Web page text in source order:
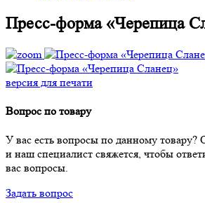
Пресс-форма «Черепица
версия для печати
Вопрос по товару
У вас есть вопросы по данному товару?
и наш специалист свяжется, чтобы
вас вопросы.
Задать вопрос